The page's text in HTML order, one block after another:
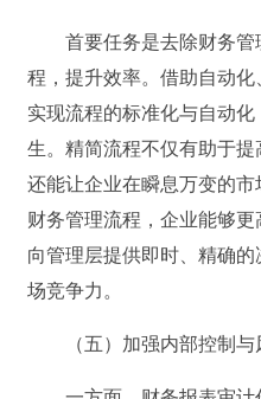
首要任务是去除财务
程，提升效率。借助自动
实现流程的标准化与自动
生。精简流程不仅有助于提
还能让企业在瞬息万变的
财务管理流程，企业能够更
向管理层提供即时、精确
场竞争力。
（五）加强内部控制